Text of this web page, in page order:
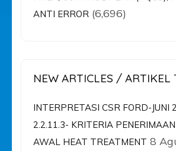
ANTI ERROR (6,696)
NEW ARTICLES / ARTIKEL
INTERPRETASI CSR FORD-JUNI
2.2.11.3- KRITERIA
AWAL HEAT TREATMENT 8